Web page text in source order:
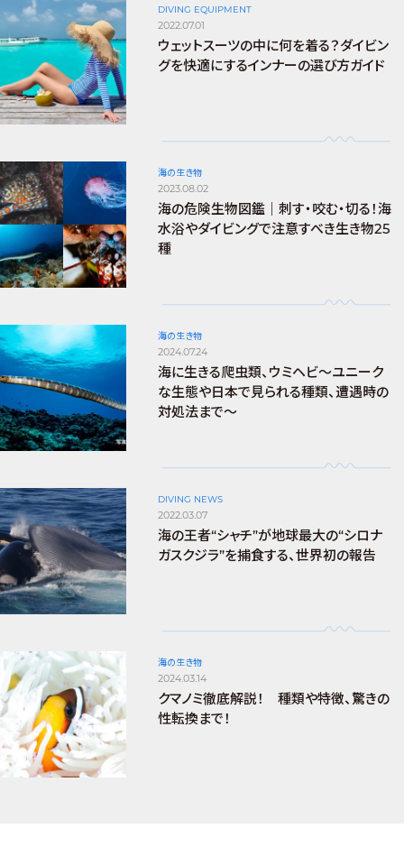
DIVING EQUIPMENT
2022.07.01
ウェットスーツの中に何を着る？ダイビン
グを快適にするインナーの選び方ガイド
海の生き物
2023.08.02
海の危険生物図鑑｜刺す・咬む・切る！海
水浴やダイビングで注意すべき生き物25
種
海の生き物
2024.07.24
海に生きる爬虫類、ウミヘビ～ユニーク
な生態や日本で見られる種類、遭遇時の
対処法まで～
DIVING NEWS
2022.03.07
海の王者“シャチ”が地球最大の“シロナ
ガスクジラ”を捕食する、世界初の報告
海の生き物
2024.03.14
クマノミ徹底解説！ 種類や特徴、驚きの
性転換まで！